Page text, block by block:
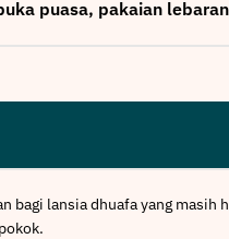
puasa, pakaian
bagi lansia dhuafa yang